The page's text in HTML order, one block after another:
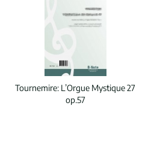
Tournemire: L’Orgue Mystique 27
op.57